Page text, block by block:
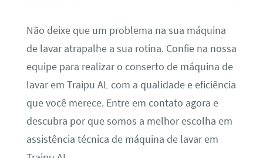
Não deixe que um problema na sua máquina
de lavar atrapalhe a sua rotina. Confie na nossa
equipe para realizar o conserto de máquina de
lavar em Traipu AL com a qualidade e eficiência
que você merece. Entre em contato agora e
descubra por que somos a melhor escolha em
assistência técnica de máquina de lavar em